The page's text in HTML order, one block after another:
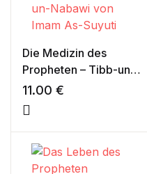
Die Medizin des
Propheten – Tibb-un-
Nabawi von Imam As-
Suyuti
11.00 €